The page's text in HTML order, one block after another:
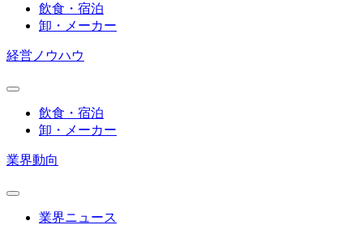
飲食・宿泊
卸・メーカー
経営ノウハウ
飲食・宿泊
卸・メーカー
業界動向
業界ニュース